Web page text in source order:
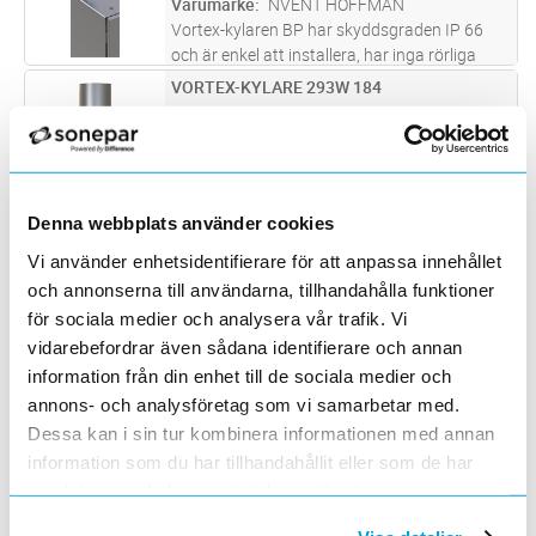
Denna webbplats använder cookies
Vi använder enhetsidentifierare för att anpassa innehållet
och annonserna till användarna, tillhandahålla funktioner
för sociala medier och analysera vår trafik. Vi
vidarebefordrar även sådana identifierare och annan
information från din enhet till de sociala medier och
annons- och analysföretag som vi samarbetar med.
Dessa kan i sin tur kombinera informationen med annan
information som du har tillhandahållit eller som de har
samlat in när du har använt deras tjänster.
Varumärke
NVENT HOFFMAN
Vortex-kylaren BP har skyddsgraden IP 66
och är enkel att installera, har inga rörliga
delar och är underhållsfri. Förutom
...läs mer
ST Lägg i kundvagn
VORTEX-KYLARE 293W 184
har inga rörliga delar och är underhållsfri.
även den relativa lu...läs mer
ST Lägg i kundvagn
VORTEX-KYLARE 293W 184
Varumärke NVENT HOFFMAN
Vortex-kylaren HT för höga temperaturer har
skyddsgraden IP 66 och är enkel att installera,
har inga rörliga delar och är underhållsfri.
Förutom nedkylningsfunktionen minskar den
även den relativa lu ...läs mer
ST Lägg i kundvagn
VORTEX-KYLARE 586W 184
ArtNr 2502979
Varumärke
NVENT HOFFMAN
Vortex-kylaren HT för höga temperaturer har
skyddsgraden IP 66 och är enkel att installera,
Förutom nedkylningsfunktionen minskar den
...läs mer
ST Lägg i kundvagn